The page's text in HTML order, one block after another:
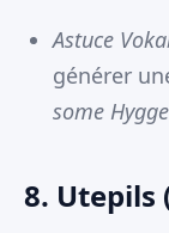
Astuce
générer
some
8. Utepils